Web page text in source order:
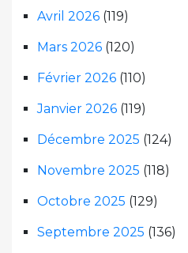
Avril 2026 (119)
Mars 2026 (120)
Février 2026 (110)
Janvier 2026 (119)
Décembre 2025 (124)
Novembre 2025 (118)
Octobre 2025 (129)
Septembre 2025 (136)